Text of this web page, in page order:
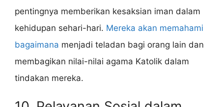
pentingnya memberikan kesaksian iman dalam
kehidupan sehari-hari. Mereka akan memahami
bagaimana menjadi teladan bagi orang lain dan
membagikan nilai-nilai agama Katolik dalam
tindakan mereka.